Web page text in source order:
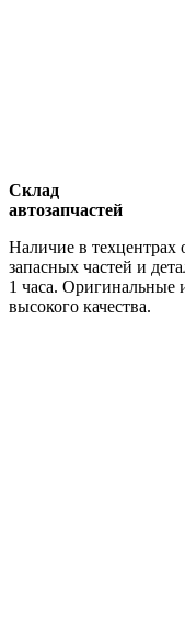
Склад
автозапчастей
Наличие в техцентрах
запасных частей и
1 часа. Оригинальные
высокого качества.